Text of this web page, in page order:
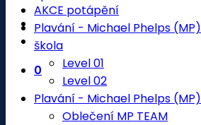
0
AKCE potápění
Plavání - Michael Phelps
škola
Level 01
Level 02
Plavání - Michael Phelps (MP)
Oblečení MP TEAM